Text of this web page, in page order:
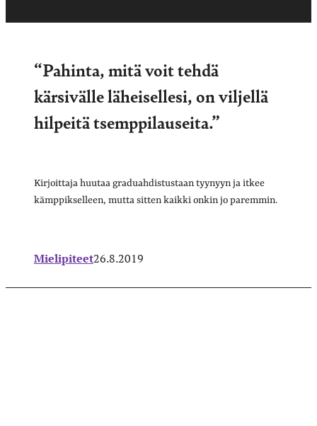
“Pahinta, mitä voit tehdä
kärsivälle läheisellesi, on viljellä
hilpeitä tsemppilauseita.”
Kirjoittaja huutaa graduahdistustaan tyynyyn ja itkee
kämppikselleen, mutta sitten kaikki onkin jo paremmin.
Mielipiteet26.8.2019